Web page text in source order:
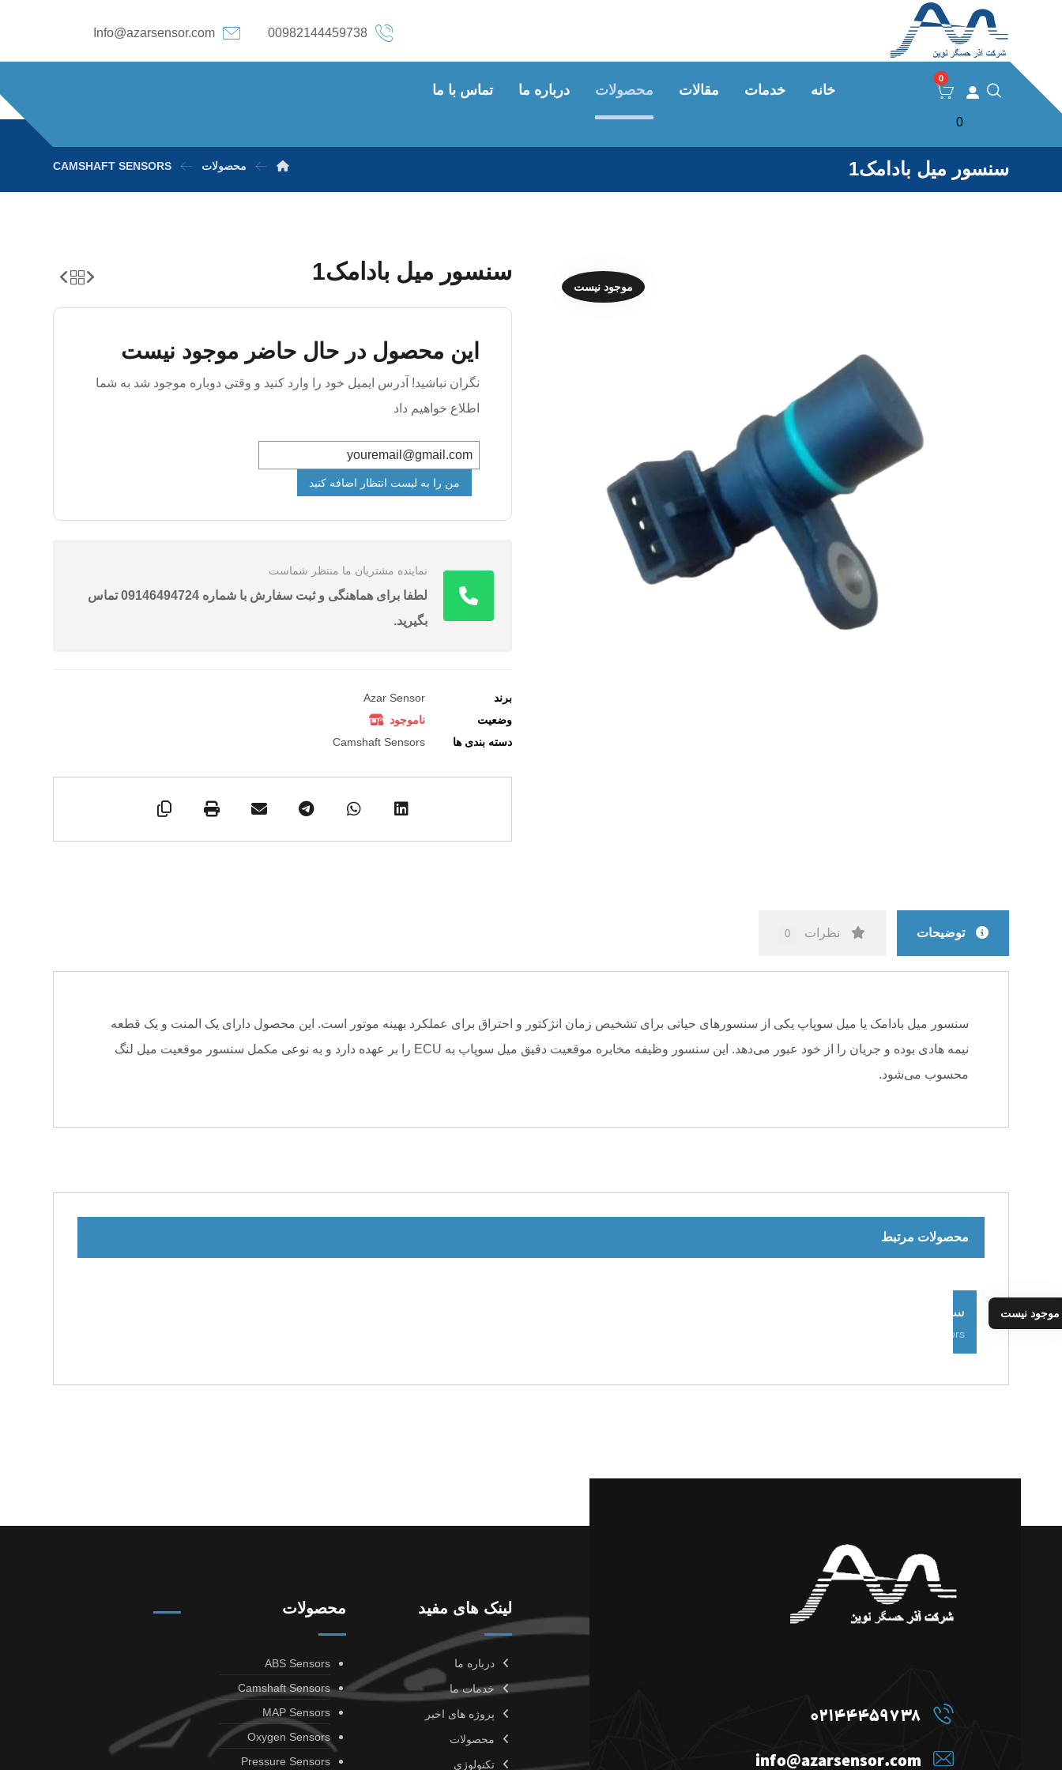
Info@azarsensor.com 00982144459738
0
خانه خدمات مقالات محصولات درباره ما تماس با ما
سنسور میل بادامک1 محصولات CAMSHAFT SENSORS
موجود نیست
سنسور میل بادامک1
این محصول در حال حاضر موجود نیست
نگران نباشید! آدرس ایمیل خود را وارد کنید و وقتی دوباره موجود شد به شما
اطلاع خواهیم داد
من را به لیست انتظار اضافه کنید
نماینده مشتریان ما منتظر شماست
لطفا برای هماهنگی و ثبت سفارش با شماره 09146494724 تماس
بگیرید.
برند
Azar Sensor
وضعیت
ناموجود
دسته بندی ها
Camshaft Sensors
توضیحات نظرات 0
سنسور میل بادامک یا میل سوپاپ یکی از سنسورهای حیاتی برای تشخیص زمان انژکتور و احتراق برای عملکرد بهینه موتور است. این محصول دارای یک المنت و یک قطعه
نیمه هادی بوده و جریان را از خود عبور می‌دهد. این سنسور وظیفه مخابره موقعیت دقیق میل سوپاپ به ECU را بر عهده دارد و به نوعی مکمل سنسور موقعیت میل لنگ
محسوب می‌شود.
محصولات مرتبط
سنسور میل بادامک2
Camshaft Sensors
موجود نیست
02144459738
info@azarsensor.com
لینک های مفید
درباره ما
خدمات ما
پروژه های اخیر
محصولات
تکنولوژی
محصولات
ABS Sensors
Camshaft Sensors
MAP Sensors
Oxygen Sensors
Pressure Sensors